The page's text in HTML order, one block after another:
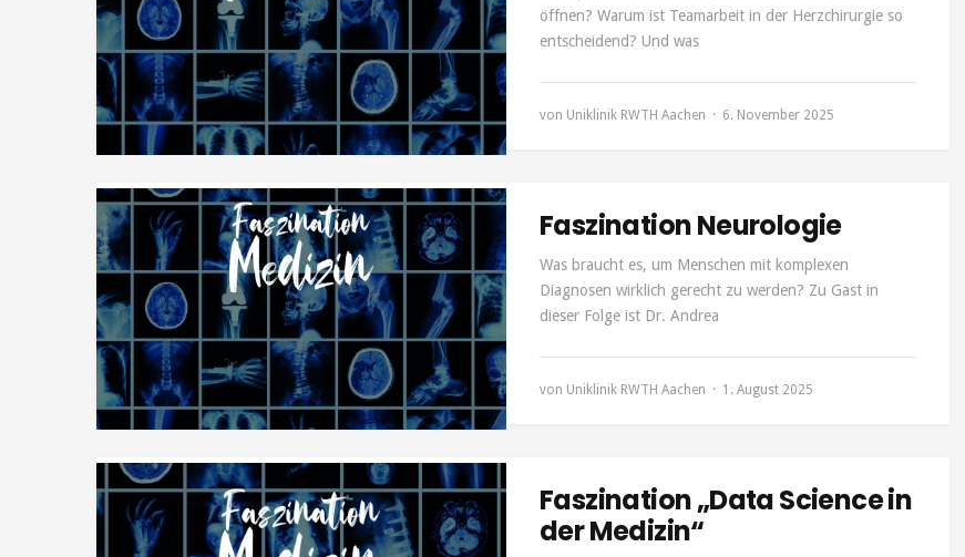
öffnen? Warum ist Teamarbeit in der Herzchirurgie so
entscheidend? Und was
von Uniklinik RWTH Aachen 6. November 2025
Faszination Neurologie
Was braucht es, um Menschen mit komplexen
Diagnosen wirklich gerecht zu werden? Zu Gast in
dieser Folge ist Dr. Andrea
von Uniklinik RWTH Aachen 1. August 2025
Faszination „Data Science in
der Medizin“